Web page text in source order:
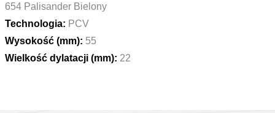
654 Palisander Bielony
Technologia: PCV
Wysokość (mm): 55
Wielkość dylatacji (mm): 22